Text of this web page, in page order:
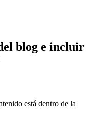
blog e incluir
está dentro de la